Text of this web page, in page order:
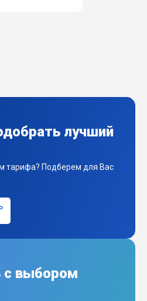
лучший
тарифа? Подберем для Вас
с выбором